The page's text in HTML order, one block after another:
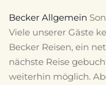
Becker Allgemein
Viele unserer Gäste
Becker Reisen, ein
nächste Reise
weiterhin möglich.